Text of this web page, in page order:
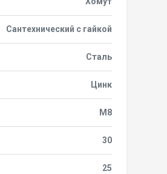
Сантехнический с гайкой
Сталь
Цинк
М8
30
25